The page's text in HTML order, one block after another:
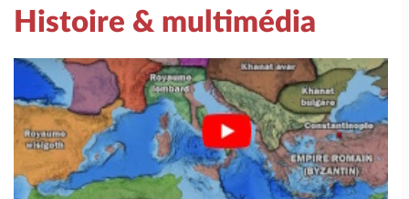
Histoire & multimédia